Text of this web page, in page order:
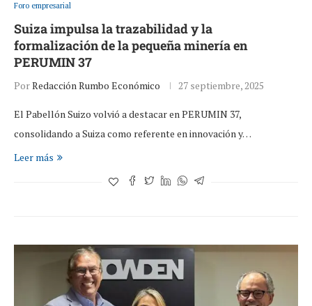
Foro empresarial
Suiza impulsa la trazabilidad y la
formalización de la pequeña minería en
PERUMIN 37
PorRedacción Rumbo Económico 27 septiembre, 2025
El Pabellón Suizo volvió a destacar en PERUMIN 37,
consolidando a Suiza como referente en innovación y…
Leer más